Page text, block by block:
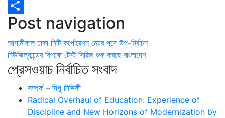
Gmail
Share
Post navigation
আগামীকাল ঢাকা সিটি কর্পোরেশন মেয়র পদে উপ-নির্বাচন
নিউজিল্যান্ডের বিপক্ষে টেস্ট সিরিজ শুরু করছে বাংলাদেশ
প্রেসওয়াচ নির্বাচিত সংবাদ
সম্পর্ক – দিপু সিদ্দিকী
Radical Overhaul of Education: Experience of
Discipline and New Horizons of Modernization by